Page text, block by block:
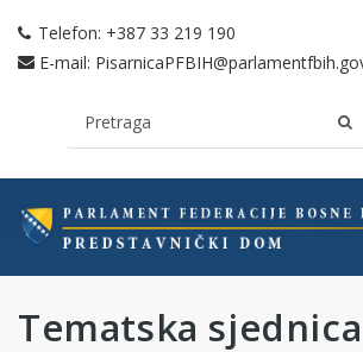
Telefon: +387 33 219 190
E-mail:
Tematska